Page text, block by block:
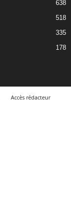
638
518
335
178
Accès rédacteur